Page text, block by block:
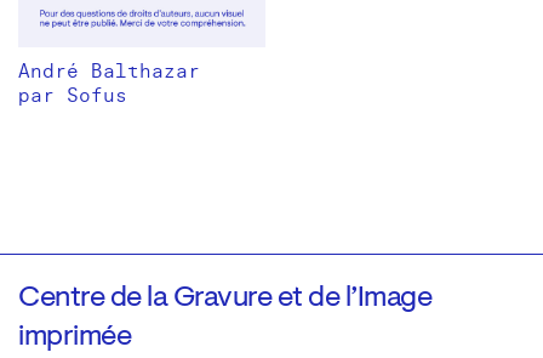
André Balthazar
par Sofus
Centre de la Gravure et de l’Image
imprimée